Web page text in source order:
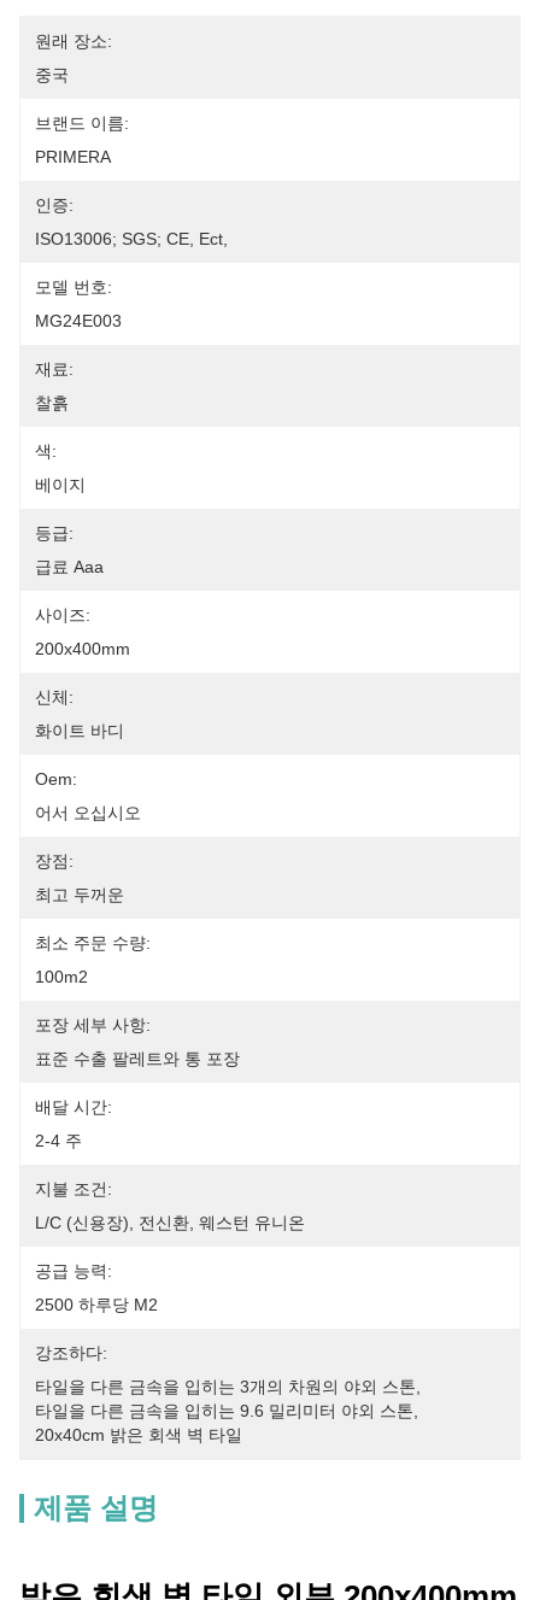
원래 장소:
중국
브랜드 이름:
PRIMERA
인증:
ISO13006; SGS; CE, Ect,
모델 번호:
MG24E003
재료:
찰흙
색:
베이지
등급:
급료 Aaa
사이즈:
200x400mm
신체:
화이트 바디
Oem:
어서 오십시오
장점:
최고 두꺼운
최소 주문 수량:
100m2
포장 세부 사항:
표준 수출 팔레트와 통 포장
배달 시간:
2-4 주
지불 조건:
L/C (신용장), 전신환, 웨스턴 유니온
공급 능력:
2500 하루당 M2
강조하다:
타일을 다른 금속을 입히는 3개의 차원의 야외 스톤
타일을 다른 금속을 입히는 9.6 밀리미터 야외 스톤
20x40cm 밝은 회색 벽 타일
제품 설명